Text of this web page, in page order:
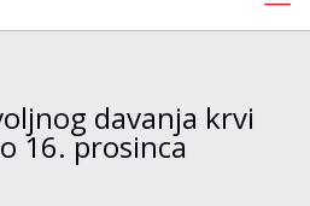
davanja krvi
16. prosinca